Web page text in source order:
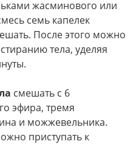
жасминового или
семь капелек
После этого можно
тела, уделяя
смешать с 6
эфира, тремя
и можжевельника.
приступать к